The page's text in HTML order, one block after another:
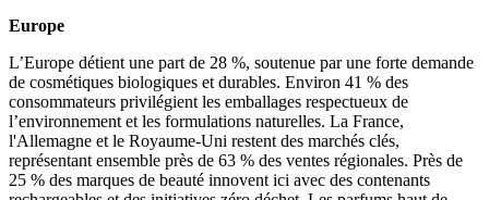
Europe
L’Europe détient une part de 28 %, soutenue par une forte demande
de cosmétiques biologiques et durables. Environ 41 % des
consommateurs privilégient les emballages respectueux de
l’environnement et les formulations naturelles. La France,
l'Allemagne et le Royaume-Uni restent des marchés clés,
représentant ensemble près de 63 % des ventes régionales. Près de
25 % des marques de beauté innovent ici avec des contenants